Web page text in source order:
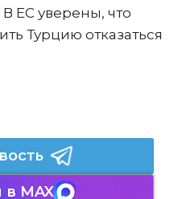
ЕС уверены, что
Турцию отказаться
MAX